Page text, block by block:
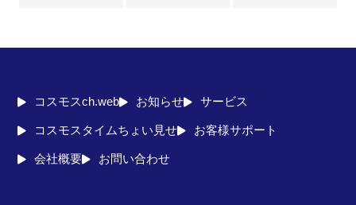
コスモスch.web お知らせ サービス
コスモスタイムちょい見せ お客様サポート
会社概要 お問い合わせ